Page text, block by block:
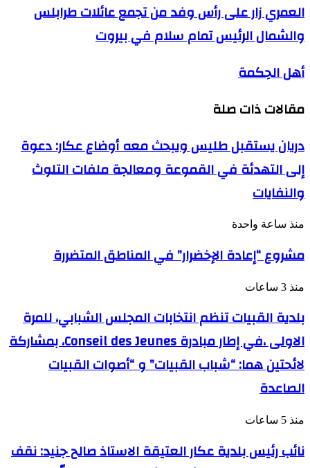
العمري زار على رأس وفد من تجمع عائلات طرابلس
والشمال الرئيس تمام سلام في بيروت
أهل الحِكمة
مقالات ذات صلة
دريان يستقبل طليس ويبحث معه أوضاع عكار: دعوة
إلى التهدئة في القموعة ومعالجة ملفات التلوث
والنفايات
منذ ساعة واحدة
مشروع “إعادة الإخضرار” في المناطق المتضررة
منذ 3 ساعات
بلدية القبيات تنظم انتخابات المجلس الشبابي، للمرة
الاولى ،في إطار مبادرة Conseil des Jeunes، بمشاركة
لائحتين هما: “شباب القبيات” و “أصوات القبيات
الصاعدة
منذ 5 ساعات
نائب رئيس بلدية عكار العتيقة الاستاذ صالح جنيد: نقف